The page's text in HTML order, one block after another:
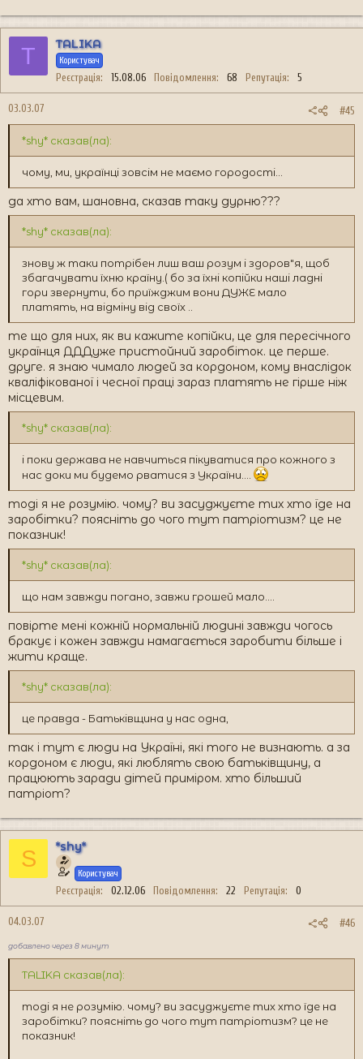
T TALIKA
Користувач
Реєстрація 15.08.06 Повідомлення 68 Репутація 5
03.03.07 #45
*shy* сказав(ла):
чому, ми, українці зовсім не маємо городості...
да хто вам, шановна, сказав таку дурню???
*shy* сказав(ла):
знову ж таки потрібен лиш ваш розум і здоров"я, щоб
збагачувати їхню країну.( бо за їхні копійки наші ладні
гори звернути, бо приїжджим вони ДУЖЕ мало
платять, на відміну від своїх ..
те що для них, як ви кажите копійки, це для пересічного
українця ДДДуже пристойний заробіток. це перше.
друге. я знаю чимало людей за кордоном, кому внаслідок
кваліфікованої і чесної праці зараз платять не гірше ніж
місцевим.
*shy* сказав(ла):
і поки держава не навчиться пікуватися про кожного з
нас доки ми будемо рватися з України....
тоді я не розумію. чому? ви засуджуєте тих хто їде на
заробітки? поясніть до чого тут патріотизм? це не
показник!
*shy* сказав(ла):
що нам завжди погано, завжи грошей мало....
повірте мені кожній нормальній людині завжди чогось
бракує і кожен завжди намагається заробити більше і
жити краще.
*shy* сказав(ла):
це правда - Батьківщина у нас одна,
так і тут є люди на Україні, які того не визнають. а за
кордоном є люди, які люблять свою батьківщину, а
працюють заради дітей приміром. хто більший
патріот?
S *shy*
Користувач
Реєстрація 02.12.06 Повідомлення 22 Репутація 0
04.03.07 #46
добавлено через 8 минут
TALIKA сказав(ла):
тоді я не розумію. чому? ви засуджуєте тих хто їде на
заробітки? поясніть до чого тут патріотизм? це не
показник!